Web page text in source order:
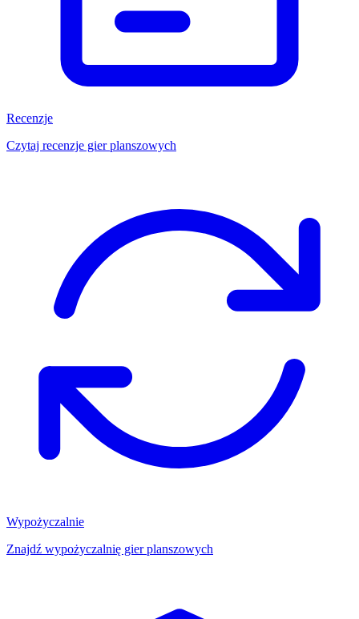
Recenzje
Czytaj recenzje gier planszowych
Wypożyczalnie
Znajdź wypożyczalnię gier planszowych